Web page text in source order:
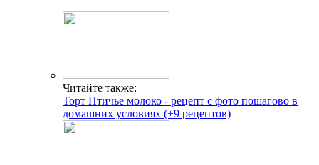
Читайте также:
Торт Птичье молоко - рецепт с фото пошагово в
домашних условиях (+9 рецептов)